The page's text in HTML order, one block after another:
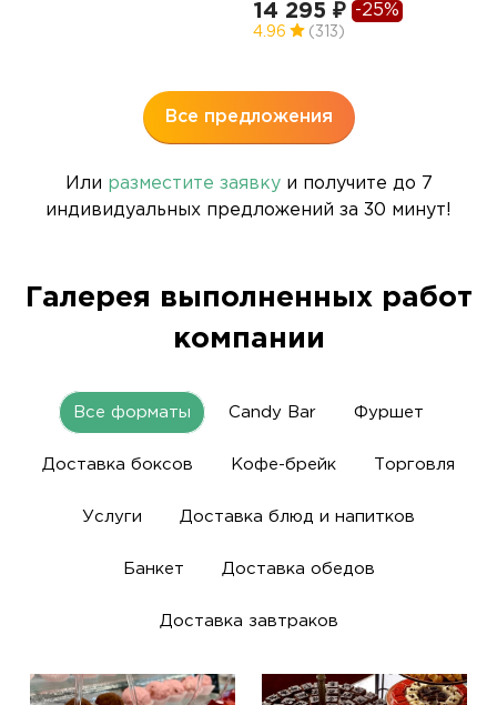
14 295 ₽ -25%
4.96 (313)
Все предложения
Или разместите заявкуи получите до 7
индивидуальных предложений за 30 минут!
Галерея выполненных работ
компании
Все форматы Candy Bar Фуршет
Доставка боксов Кофе-брейк Торговля
Услуги Доставка блюд и напитков
Банкет Доставка обедов
Доставка завтраков